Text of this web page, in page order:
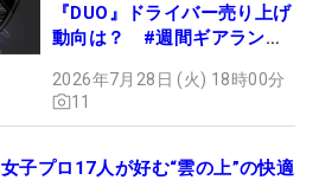
『DUO』ドライバー売り上げ
動向は？ #週間ギアランキ
2026年7月28日 (火) 18時00分
11
女子プロ17人が好む“雲の上”の快適